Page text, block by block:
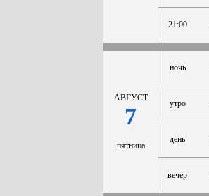
21:00
АВГУСТ
7
пятница
ночь
утро
день
вечер